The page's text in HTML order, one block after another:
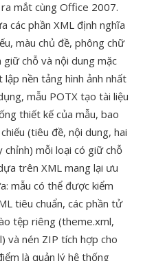
ra mắt cùng Office 2007.
các phần XML định nghĩa
màu chủ đề, phông chữ
giữ chỗ và nội dung mặc
nền tảng hình ảnh nhất
mẫu POTX tạo tài liệu
thiết kế của mẫu, bao
(tiêu đề, nội dung, hai
mỗi loại có giữ chỗ
trên XML mang lại ưu
mẫu có thể được kiểm
tiêu chuẩn, các phần tử
tệp riêng (theme.xml,
và nén ZIP tích hợp cho
là quản lý hệ thống